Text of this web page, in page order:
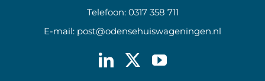
Telefoon: 0317 358 711
E-mail: post@odensehuiswageningen.nl